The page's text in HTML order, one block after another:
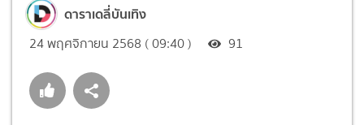
ดาราเดลี่บันเทิง
24 พฤศจิกายน 2568 ( 09:40 ) 91